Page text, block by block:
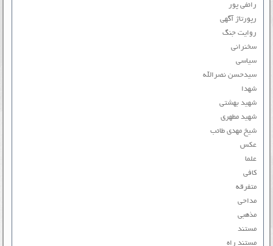
رائفی پور
رپورتاژ آگهی
روایت جنگ
سخنرانی
سیاسی
سیدحسن نصرالله
شهدا
شهید بهشتی
شهید مطهری
شیخ مهدی طائب
عکس
علما
کافی
متفرقه
مداحی
مذهبی
مستند
مستند راه